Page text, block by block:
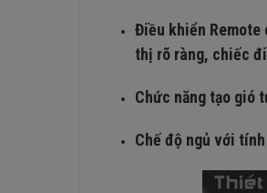
Điều khiển Remote
thị rõ ràng, chiếc
Chức năng tạo gió
Chế độ ngủ với